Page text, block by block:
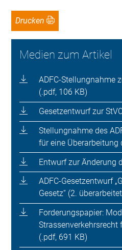
Drucken
Medien zum Artikel
ADFC-Stellungnahme
(.pdf, 106 KB)
Gesetzentwurf zur
Stellungnahme des
für eine Überarbeitung
Entwurf zur Änderung
ADFC-Gesetzentwurf
Gesetz“ (2.
Forderungspapier:
(.pdf, 691 KB)